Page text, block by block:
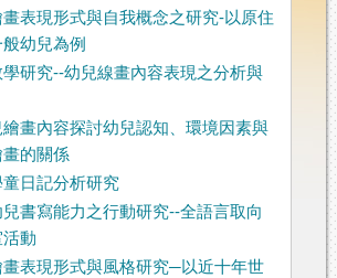
表現形式與自我概念之研究-以原住
幼兒為例
研究--幼兒線畫內容表現之分析與
畫內容探討幼兒認知、環境因素與
的關係
童日記分析研究
兒書寫能力之行動研究--全語言取向
動
畫表現形式與風格研究─以近十年世